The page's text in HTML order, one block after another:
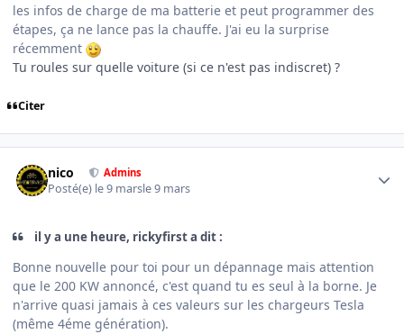
les infos de charge de ma batterie et peut programmer des
étapes, ça ne lance pas la chauffe. J'ai eu la surprise
récemment
Tu roules sur quelle voiture (si ce n'est pas indiscret) ?
Citer
nico Admins
Posté(e) le 9 marsle 9 mars
il y a une heure, rickyfirst a dit :
Bonne nouvelle pour toi pour un dépannage mais attention
que le 200 KW annoncé, c'est quand tu es seul à la borne. Je
n'arrive quasi jamais à ces valeurs sur les chargeurs Tesla
(même 4éme génération).